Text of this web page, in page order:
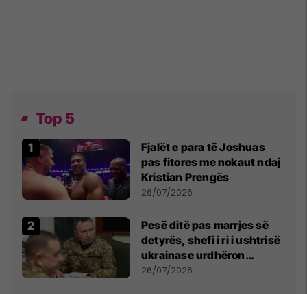
Top 5
Fjalët e para të Joshuas
pas fitores me nokaut ndaj
Kristian Prengës
26/07/2026
Pesë ditë pas marrjes së
detyrës, shefi i ri i ushtrisë
ukrainase urdhëron
kontroll të madh
26/07/2026